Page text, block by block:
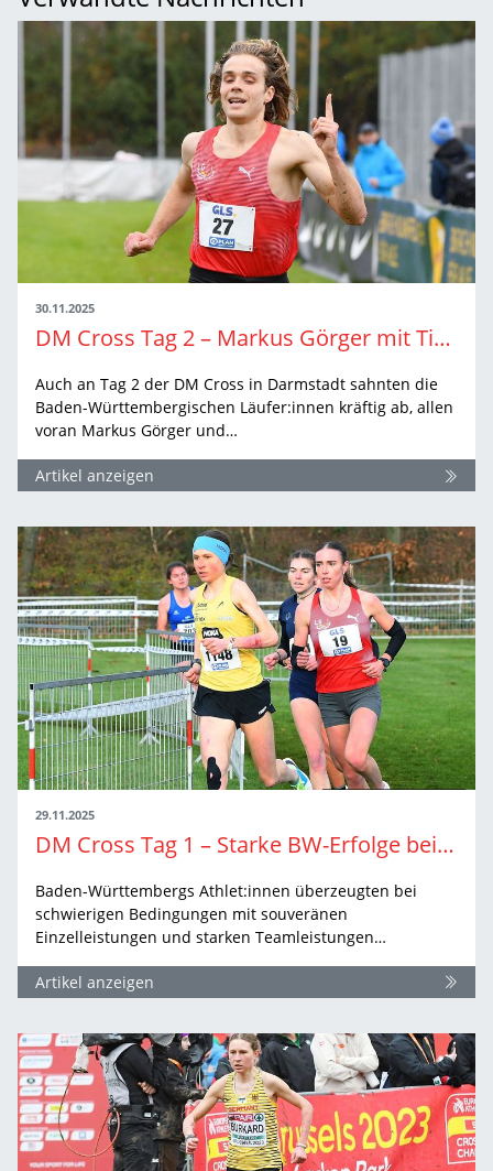
30.11.2025
DM Cross Tag 2 – Markus Görger mit Titel-Hattrick
Auch an Tag 2 der DM Cross in Darmstadt sahnten die
Baden-Württembergischen Läufer:innen kräftig ab, allen
voran Markus Görger und…
Artikel anzeigen
29.11.2025
DM Cross Tag 1 – Starke BW-Erfolge bei der Cross-DM 2025
Baden-Württembergs Athlet:innen überzeugten bei
schwierigen Bedingungen mit souveränen
Einzelleistungen und starken Teamleistungen…
Artikel anzeigen